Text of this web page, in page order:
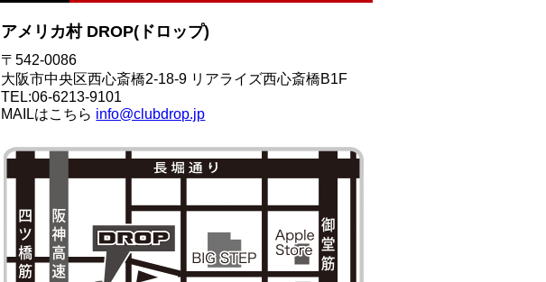
アメリカ村 DROP(ドロップ)
〒542-0086
大阪市中央区西心斎橋2-18-9 リアライズ西心斎橋B1F
TEL:06-6213-9101
MAILはこちら info@clubdrop.jp